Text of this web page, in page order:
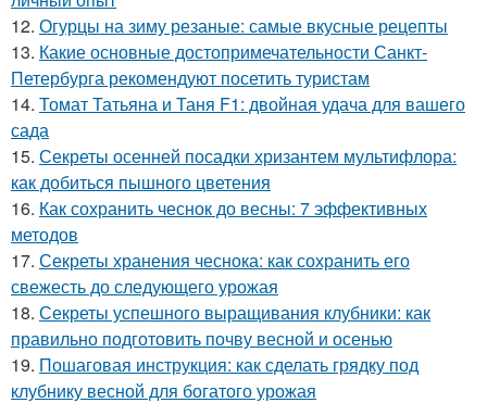
12. Огурцы на зиму резаные: самые вкусные рецепты
13. Какие основные достопримечательности Санкт-
Петербурга рекомендуют посетить туристам
14. Томат Татьяна и Таня F1: двойная удача для вашего
сада
15. Секреты осенней посадки хризантем мультифлора:
как добиться пышного цветения
16. Как сохранить чеснок до весны: 7 эффективных
методов
17. Секреты хранения чеснока: как сохранить его
свежесть до следующего урожая
18. Секреты успешного выращивания клубники: как
правильно подготовить почву весной и осенью
19. Пошаговая инструкция: как сделать грядку под
клубнику весной для богатого урожая